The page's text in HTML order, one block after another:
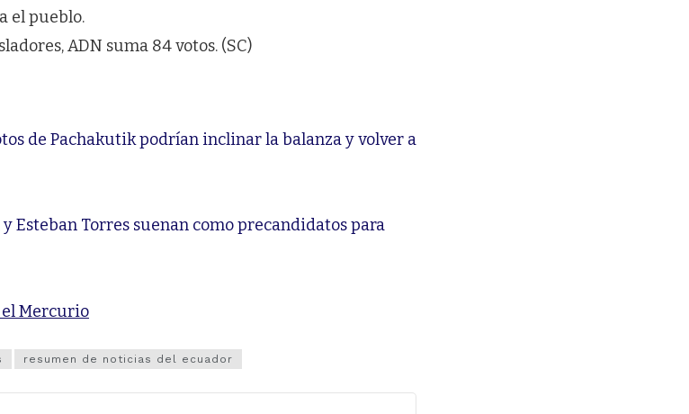
el pueblo.
ADN suma 84 votos. (SC)
de Pachakutik podrían inclinar la balanza y volver a
Esteban Torres suenan como precandidatos para
Mercurio
resumen de noticias del ecuador